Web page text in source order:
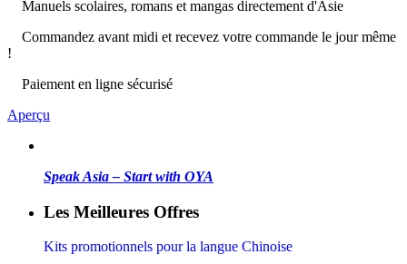
Manuels scolaires, romans et mangas directement d'Asie
Commandez avant midi et recevez votre commande le jour même
!
Paiement en ligne sécurisé
Aperçu
Speak Asia – Start with OYA
Les Meilleures Offres
Kits promotionnels pour la langue Chinoise